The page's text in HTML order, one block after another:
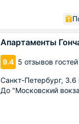
Апартаменты
9.4 5 отзывов гостей
Санкт-Петербург, 3.6
До "Московский